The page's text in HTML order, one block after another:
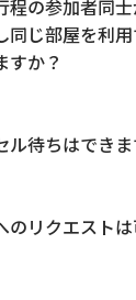
程の参加者同
同じ部屋を利
すか？
ル待ちはできま
のリクエスト